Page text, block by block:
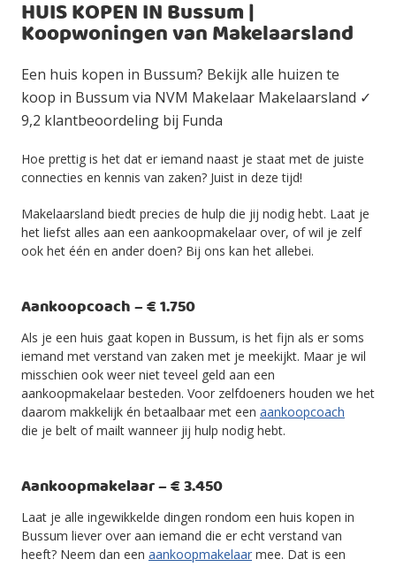
HUIS KOPEN IN Bussum |
Koopwoningen van Makelaarsland
Een huis kopen in Bussum? Bekijk alle huizen te
koop in Bussum via NVM Makelaar Makelaarsland ✓
9,2 klantbeoordeling bij Funda
Hoe prettig is het dat er iemand naast je staat met de juiste
connecties en kennis van zaken? Juist in deze tijd!
Makelaarsland biedt precies de hulp die jij nodig hebt. Laat je
het liefst alles aan een aankoopmakelaar over, of wil je zelf
ook het één en ander doen? Bij ons kan het allebei.
Aankoopcoach – € 1.750
Als je een huis gaat kopen in Bussum, is het fijn als er soms
iemand met verstand van zaken met je meekijkt. Maar je wil
misschien ook weer niet teveel geld aan een
aankoopmakelaar besteden. Voor zelfdoeners houden we het
daarom makkelijk én betaalbaar met een aankoopcoach
die je belt of mailt wanneer jij hulp nodig hebt.
Aankoopmakelaar – € 3.450
Laat je alle ingewikkelde dingen rondom een huis kopen in
Bussum liever over aan iemand die er echt verstand van
heeft? Neem dan een aankoopmakelaar mee. Dat is een